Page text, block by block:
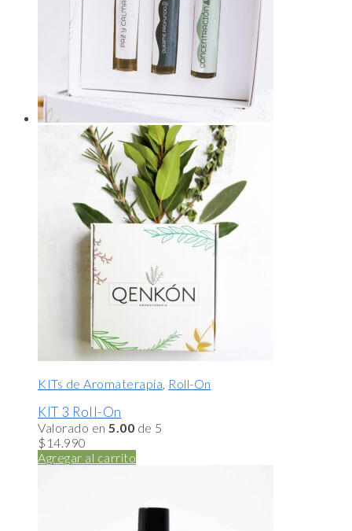
KITs de Aromaterapia Roll-On
KIT 3 Roll-On
Valorado en 5.00 de 5
$ 14.990
Agregar al carrito